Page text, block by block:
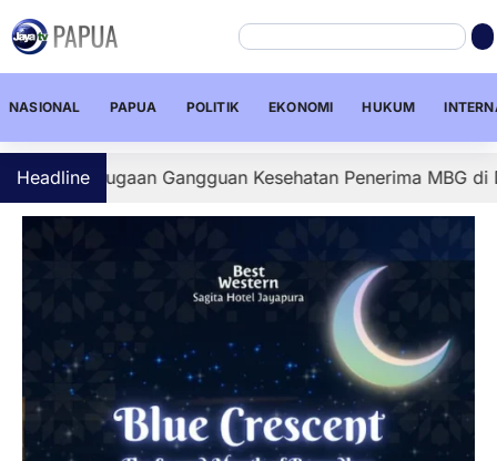
NASIONAL PAPUA POLITIK EKONOMI HUKUM
HeadlineGangguan Kesehatan Penerima MBG di Depapre,